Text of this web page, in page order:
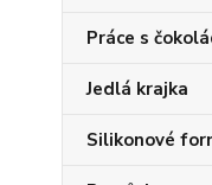
Práce s
Jedlá krajka
Silikonové